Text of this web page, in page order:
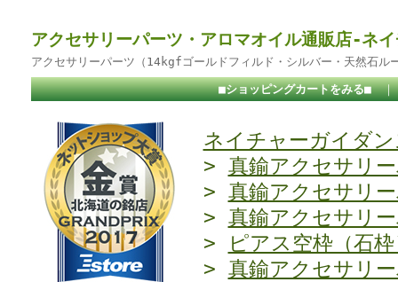
アクセサリーパーツ・アロマオイル通販店-ネ
アクセサリーパーツ（14kgfゴールドフィルド・シルバー・天然石ル
■ショッピングカートをみる■
ネイチャーガイダン
> 真鍮アクセサリ
> 真鍮アクセサリ
> 真鍮アクセサリ
>
ピアス空枠（石
> 真鍮アクセサリ